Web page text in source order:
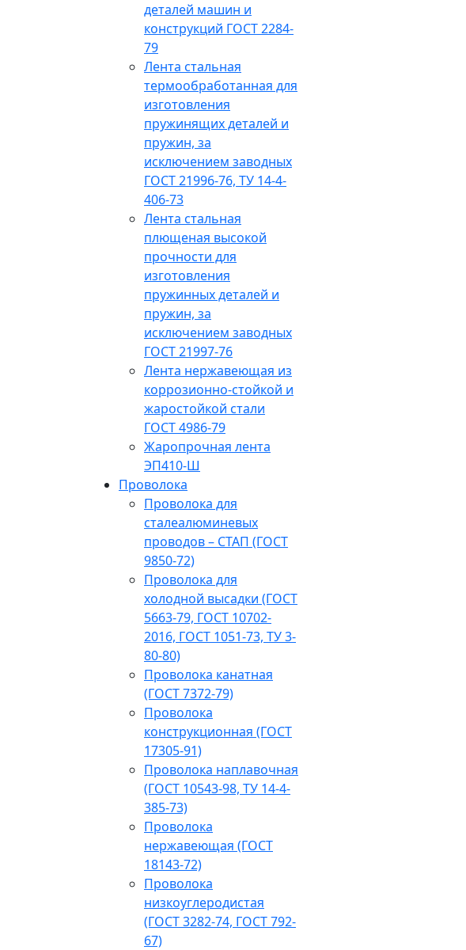
деталей машин и
конструкций ГОСТ 2284-
79
Лента стальная
термообработанная для
изготовления
пружинящих деталей и
пружин, за
исключением заводных
ГОСТ 21996-76, ТУ 14-4-
406-73
Лента стальная
плющеная высокой
прочности для
изготовления
пружинных деталей и
пружин, за
исключением заводных
ГОСТ 21997-76
Лента нержавеющая из
коррозионно-стойкой и
жаростойкой стали
ГОСТ 4986-79
Жаропрочная лента
ЭП410-Ш
Проволока
Проволока для
сталеалюминевых
проводов – СТАП (ГОСТ
9850-72)
Проволока для
холодной высадки (ГОСТ
5663-79, ГОСТ 10702-
2016, ГОСТ 1051-73, ТУ 3-
80-80)
Проволока канатная
(ГОСТ 7372-79)
Проволока
конструкционная (ГОСТ
17305-91)
Проволока наплавочная
(ГОСТ 10543-98, ТУ 14-4-
385-73)
Проволока
нержавеющая (ГОСТ
18143-72)
Проволока
низкоуглеродистая
(ГОСТ 3282-74, ГОСТ 792-
67)